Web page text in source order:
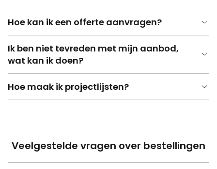
Hoe kan ik een offerte aanvragen?
Ik ben niet tevreden met mijn aanbod,
wat kan ik doen?
Hoe maak ik projectlijsten?
Veelgestelde vragen over bestellingen